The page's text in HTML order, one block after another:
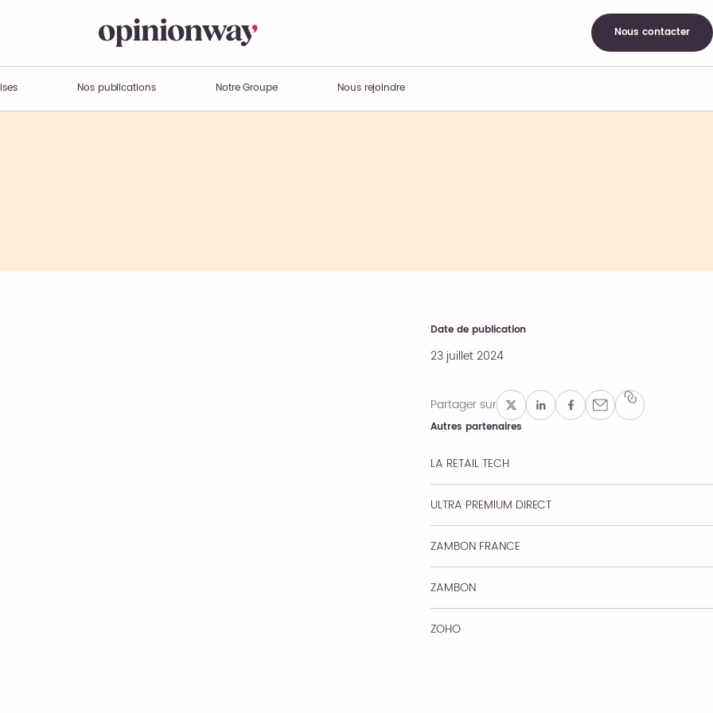
Nous contacter
Nos publications Notre Groupe Nous rejoindre
Date de publication
23 juillet 2024
Partager sur
Autres partenaires
LA RETAIL TECH
ULTRA PREMIUM DIRECT
ZAMBON FRANCE
ZAMBON
ZOHO